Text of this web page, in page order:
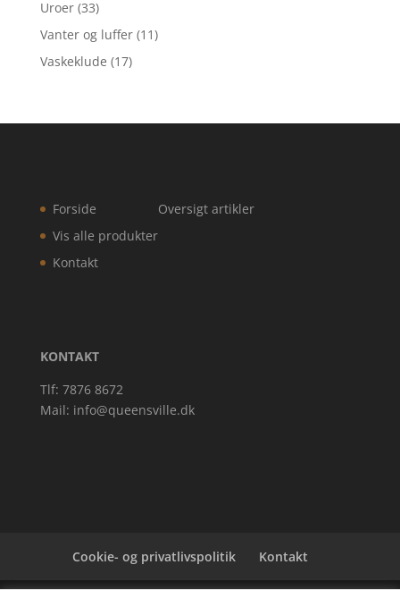
Uroer (33)
Vanter og luffer (11)
Vaskeklude (17)
Forside
Vis alle produkter
Kontakt
Oversigt artikler
KONTAKT
Tlf: 7876 8672
Mail: info@queensville.dk
Cookie- og privatlivspolitik Kontakt